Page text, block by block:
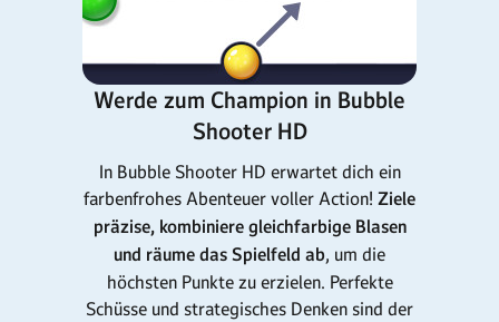
Werde zum Champion in Bubble
Shooter HD
In Bubble Shooter HD erwartet dich ein
farbenfrohes Abenteuer voller Action! Ziele
präzise, kombiniere gleichfarbige Blasen
und räume das Spielfeld ab, um die
höchsten Punkte zu erzielen. Perfekte
Schüsse und strategisches Denken sind der